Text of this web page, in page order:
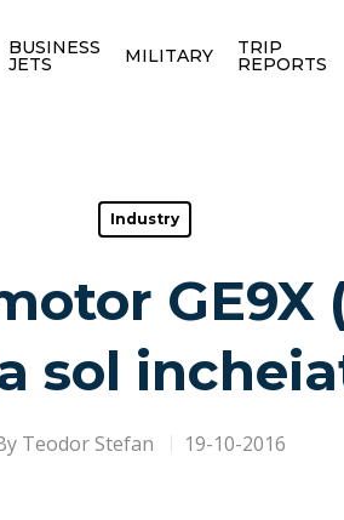
BUSINESS
JETS MILITARY TRIP
REPORTS
Industry
GE9X
sol
Teodor Stefan 19-10-2016